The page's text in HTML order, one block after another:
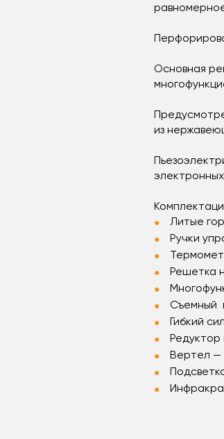
Основная
из
Литые
Ручки
Решетка
Съемный
Гибкий
Редуктор
Вертел —